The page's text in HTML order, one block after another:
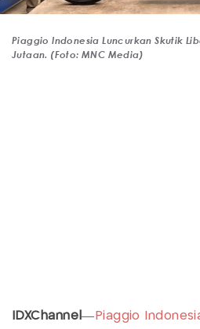
Piaggio Indonesia Luncurkan Skutik
Jutaan. (Foto: MNC Media)
IDXChannel— Piaggio